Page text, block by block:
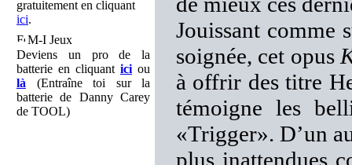
gratuitement en cliquant
ici.
M-I Jeux
Deviens un pro de la
batterie en cliquant ici ou
là (Entraîne toi sur la
batterie de Danny Carey
de TOOL)
Jouissant comme
soignée, cet opus
à offrir des titre
témoigne les
«Trigger». D’un
plus inattendues